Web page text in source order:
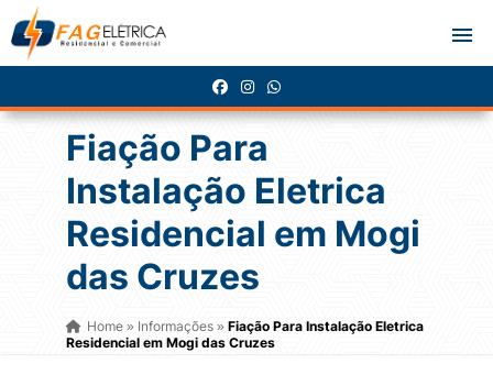
Fiação Para
Instalação Eletrica
Residencial em Mogi
das Cruzes
Home» Informações » Fiação Para Instalação Eletrica
Residencial em Mogi das Cruzes